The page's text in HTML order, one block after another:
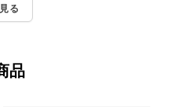
る
品